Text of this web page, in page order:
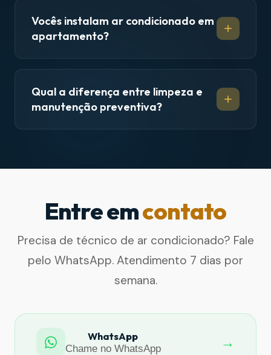
Vocês instalam ar condicionado em
apartamento?
Qual a diferença entre limpeza e
manutenção preventiva?
Entre emcontato
Precisa de técnico de ar condicionado? Fale
pelo WhatsApp. Atendimento 7 dias por
semana.
WhatsApp
Chame no WhatsApp
→